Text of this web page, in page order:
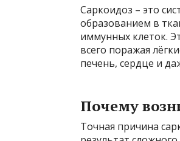
Саркоидоз – это
образованием в
иммунных клеток.
всего поражая
печень, сердце и
Почему
Точная причина